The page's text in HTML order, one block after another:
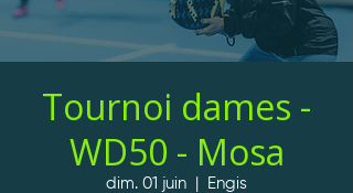
Tournoi dames -
WD50 - Mosa
dim. 01 juin Engis